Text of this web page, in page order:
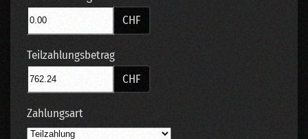
CHF
Teilzahlungsbetrag
CHF
Zahlungsart